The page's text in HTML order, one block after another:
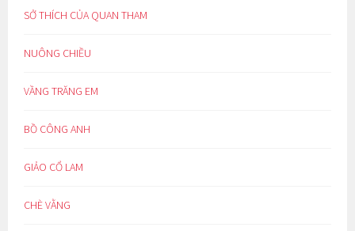
SỞ THÍCH CỦA QUAN THAM
NUÔNG CHIỀU
VẦNG TRĂNG EM
BỒ CÔNG ANH
GIẢO CỔ LAM
CHÈ VẰNG